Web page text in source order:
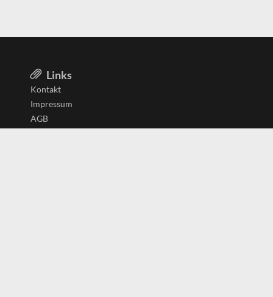
Links
Kontakt
Impressum
AGB